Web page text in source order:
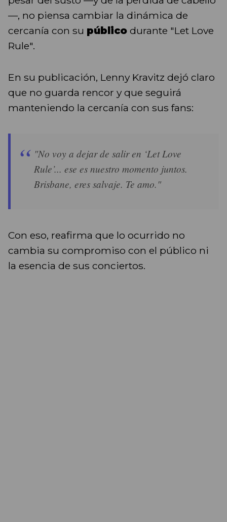
—, no piensa cambiar la dinámica de
cercanía con su público durante "Let Love
Rule".
En su publicación, Lenny Kravitz dejó claro
que no guarda rencor y que seguirá
manteniendo la cercanía con sus fans:
"No voy a dejar de salir en ‘Let Love
Rule’... ese es nuestro momento juntos.
Brisbane, eres salvaje. Te amo."
Con eso, reafirma que lo ocurrido no
cambia su compromiso con el público ni
la esencia de sus conciertos.